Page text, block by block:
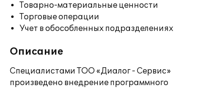
Товарно-материальные ценности
Торговые операции
Учет в обособленных подразделениях
Описание
Специалистами ТОО «Диалог - Сервис»
произведено внедрение программного